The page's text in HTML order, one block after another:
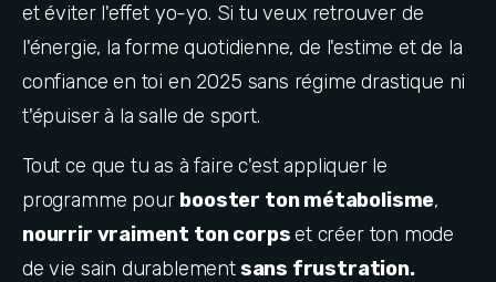
et éviter l'effet yo-yo. Si tu veux retrouver de
l'énergie, la forme quotidienne, de l'estime et de la
confiance en toi en 2025 sans régime drastique ni
t'épuiser à la salle de sport.
Tout ce que tu as à faire c'est appliquer le
programme pour booster ton métabolisme
nourrir vraiment ton corps et créer ton mode
de vie sain durablement sans frustration.